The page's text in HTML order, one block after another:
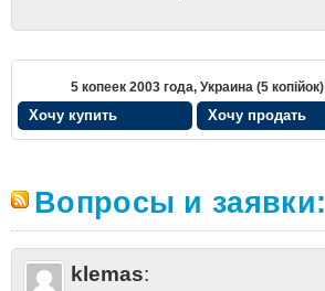
5 копеек 2003 года, Украина (5 копiйок)
Хочу купить Хочу продать
Вопросы и заявки:
klemas: